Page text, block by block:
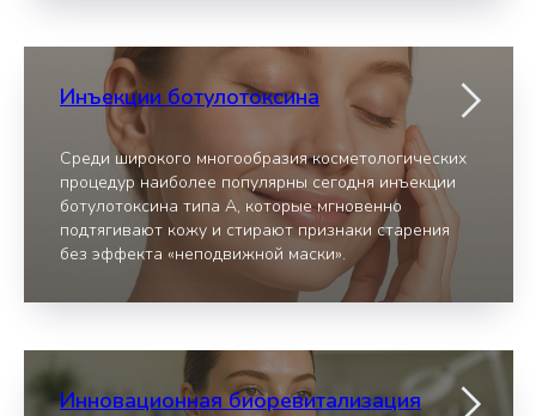
Инъекции ботулотоксина
Среди широкого многообразия косметологических
процедур наиболее популярны сегодня инъекции
ботулотоксина типа А, которые мгновенно
подтягивают кожу и стирают признаки старения
без эффекта «неподвижной маски».
Инновационная биоревитализация